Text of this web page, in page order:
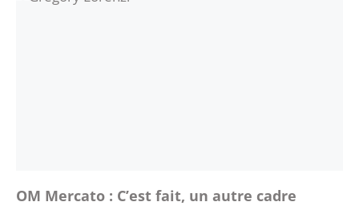
OM Mercato : C’est fait, un autre cadre